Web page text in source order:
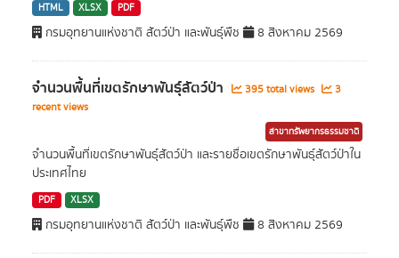
HTML XLSX PDF
กรมอุทยานแห่งชาติ สัตว์ป่า และพันธุ์พืช 8 สิงหาคม 2569
จำนวนพื้นที่เขตรักษาพันธุ์สัตว์ป่า 395 total views
3
recent views
สาขาทรัพยากรธรรมชาติ
จำนวนพื้นที่เขตรักษาพันธุ์สัตว์ป่า และรายชื่อเขตรักษาพันธุ์สัตว์ป่าใน
ประเทศไทย
PDF XLSX
กรมอุทยานแห่งชาติ สัตว์ป่า และพันธุ์พืช 8 สิงหาคม 2569